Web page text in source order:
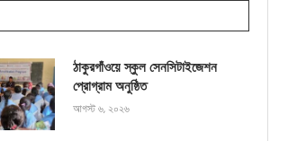
ঠাকুরগাঁওয়ে স্কুল সেনসিটাইজেশন
প্রোগ্রাম অনুষ্ঠিত
আগস্ট ৬, ২০২৬